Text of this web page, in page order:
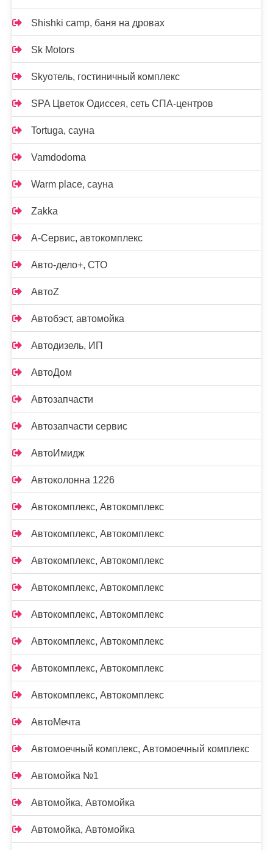
Shishki camp, баня на дровах
Sk Motors
Skyотель, гостиничный комплекс
SPA Цветок Одиссея, сеть СПА-центров
Tortuga, сауна
Vamdodoma
Warm place, сауна
Zakka
А-Сервис, автокомплекс
Авто-дело+, СТО
АвтоZ
Автобэст, автомойка
Автодизель, ИП
АвтоДом
Автозапчасти
Автозапчасти сервис
АвтоИмидж
Автоколонна 1226
Автокомплекс, Автокомплекс
Автокомплекс, Автокомплекс
Автокомплекс, Автокомплекс
Автокомплекс, Автокомплекс
Автокомплекс, Автокомплекс
Автокомплекс, Автокомплекс
Автокомплекс, Автокомплекс
Автокомплекс, Автокомплекс
АвтоМечта
Автомоечный комплекс, Автомоечный комплекс
Автомойка №1
Автомойка, Автомойка
Автомойка, Автомойка